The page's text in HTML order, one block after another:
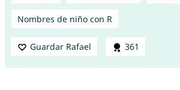
Nombres de niño con R
Guardar Rafael 361